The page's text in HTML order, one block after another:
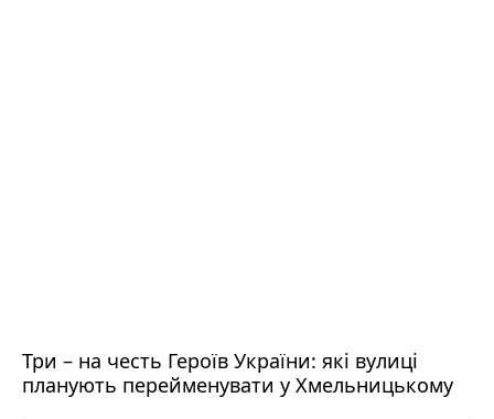
Три – на честь Героїв України: які вулиці
планують перейменувати у Хмельницькому